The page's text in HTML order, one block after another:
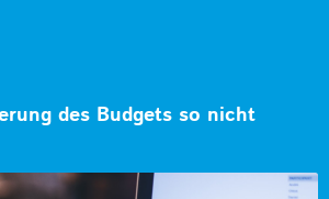
des Budgets so nicht